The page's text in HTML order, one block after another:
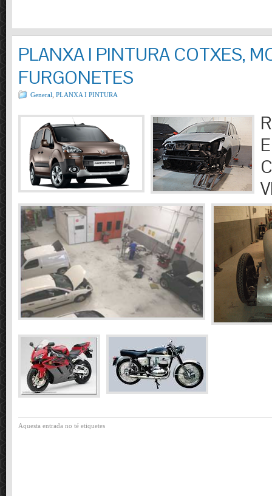
PLANXA I PINTURA COTXES,
FURGONETES
General PLANXA I PINTURA
Aquesta entrada no té etiquetes